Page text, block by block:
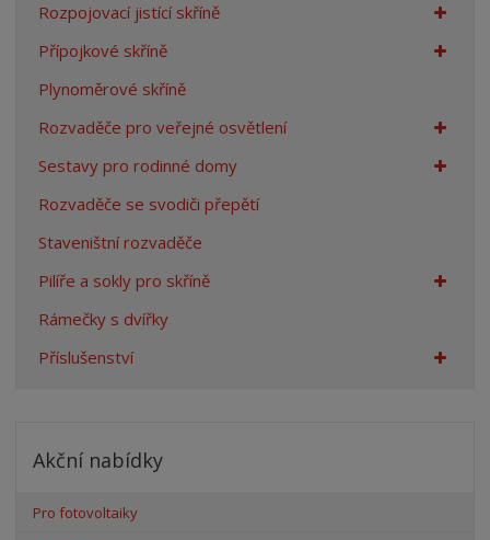
Rozpojovací jistící skříně
Přípojkové skříně
Plynoměrové skříně
Rozvaděče pro veřejné osvětlení
Sestavy pro rodinné domy
Rozvaděče se svodiči přepětí
Staveništní rozvaděče
Pilíře a sokly pro skříně
Rámečky s dvířky
Příslušenství
Akční nabídky
Pro fotovoltaiky